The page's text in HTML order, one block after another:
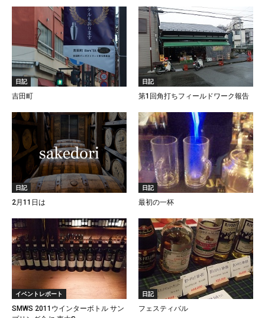
日記
吉田町
日記
第1回角打ちフィールドワーク報告
日記
2月11日は
日記
最初の一杯
イベントレポート
SMWS 2011ウインターボトル サン
日記
フェスティバル